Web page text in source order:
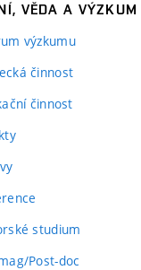
VĚDA A VÝZKUM
výzkumu
činnost
činnost
studium
Post-doc